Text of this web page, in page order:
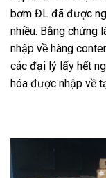
bơm ĐL đã được
nhiều. Bằng chứng
nhập về hàng
các đại lý lấy hết
hóa được nhập về